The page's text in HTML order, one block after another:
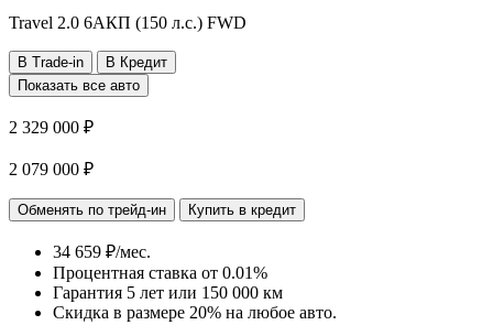
Travel 2.0 6AКП (150 л.с.) FWD
В Trade-in
В Кредит
Показать все авто
2 329 000 ₽
2 079 000 ₽
Обменять по трейд-ин Купить в кредит
34 659 ₽/мес.
Процентная ставка от 0.01%
Гарантия 5 лет или 150 000 км
Скидка в размере 20% на любое авто.